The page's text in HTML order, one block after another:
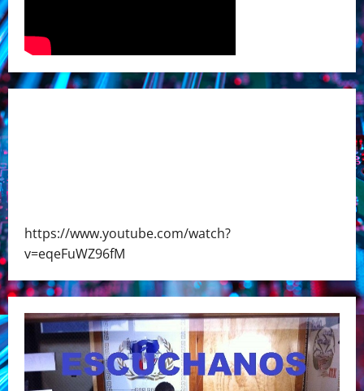
https://www.youtube.com/watch?
v=eqeFuWZ96fM